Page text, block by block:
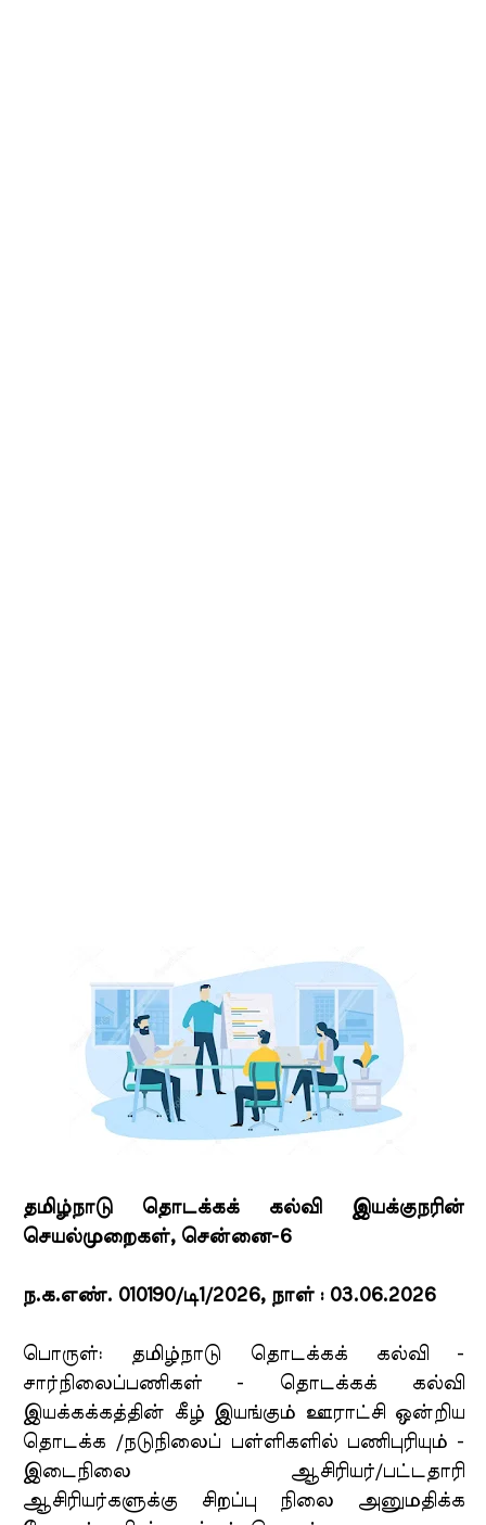
தமிழ்நாடு தொடக்கக் கல்வி இயக்குநரின்
செயல்முறைகள், சென்னை-6
ந.க.எண். 010190/டி1/2026, நாள் : 03.06.2026
பொருள்: தமிழ்நாடு தொடக்கக் கல்வி -
சார்நிலைப்பணிகள் - தொடக்கக் கல்வி
இயக்கக்கத்தின் கீழ் இயங்கும் ஊராட்சி ஒன்றிய
தொடக்க /நடுநிலைப் பள்ளிகளில் பணிபுரியும் -
இடைநிலை ஆசிரியர்/பட்டதாரி
ஆசிரியர்களுக்கு சிறப்பு நிலை அனுமதிக்க